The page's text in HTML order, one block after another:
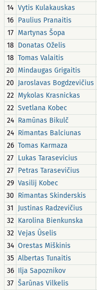
14 Vytis Kulakauskas
16 Paulius Pranaitis
17
Martynas Šopa
18 Donatas Oželis
18 Tomas Valaitis
20 Mindaugas Grigaitis
20 Jaroslavas Bogdzevičius
22 Mykolas Krasnickas
22 Svetlana Kobec
24 Ramūnas Bikulč
24 Rimantas Balciunas
26 Tomas Karmaza
27 Lukas Tarasevicius
27 Petras Tarasevičius
29 Vasilij Kobec
30 Rimantas Skinderskis
31
Justinas Radzevičius
32 Karolina Bienkunska
32 Vejas Ūselis
34 Orestas Miškinis
35 Albertas Tunaitis
36 Ilja Sapoznikov
37 Šarūnas Vilkelis